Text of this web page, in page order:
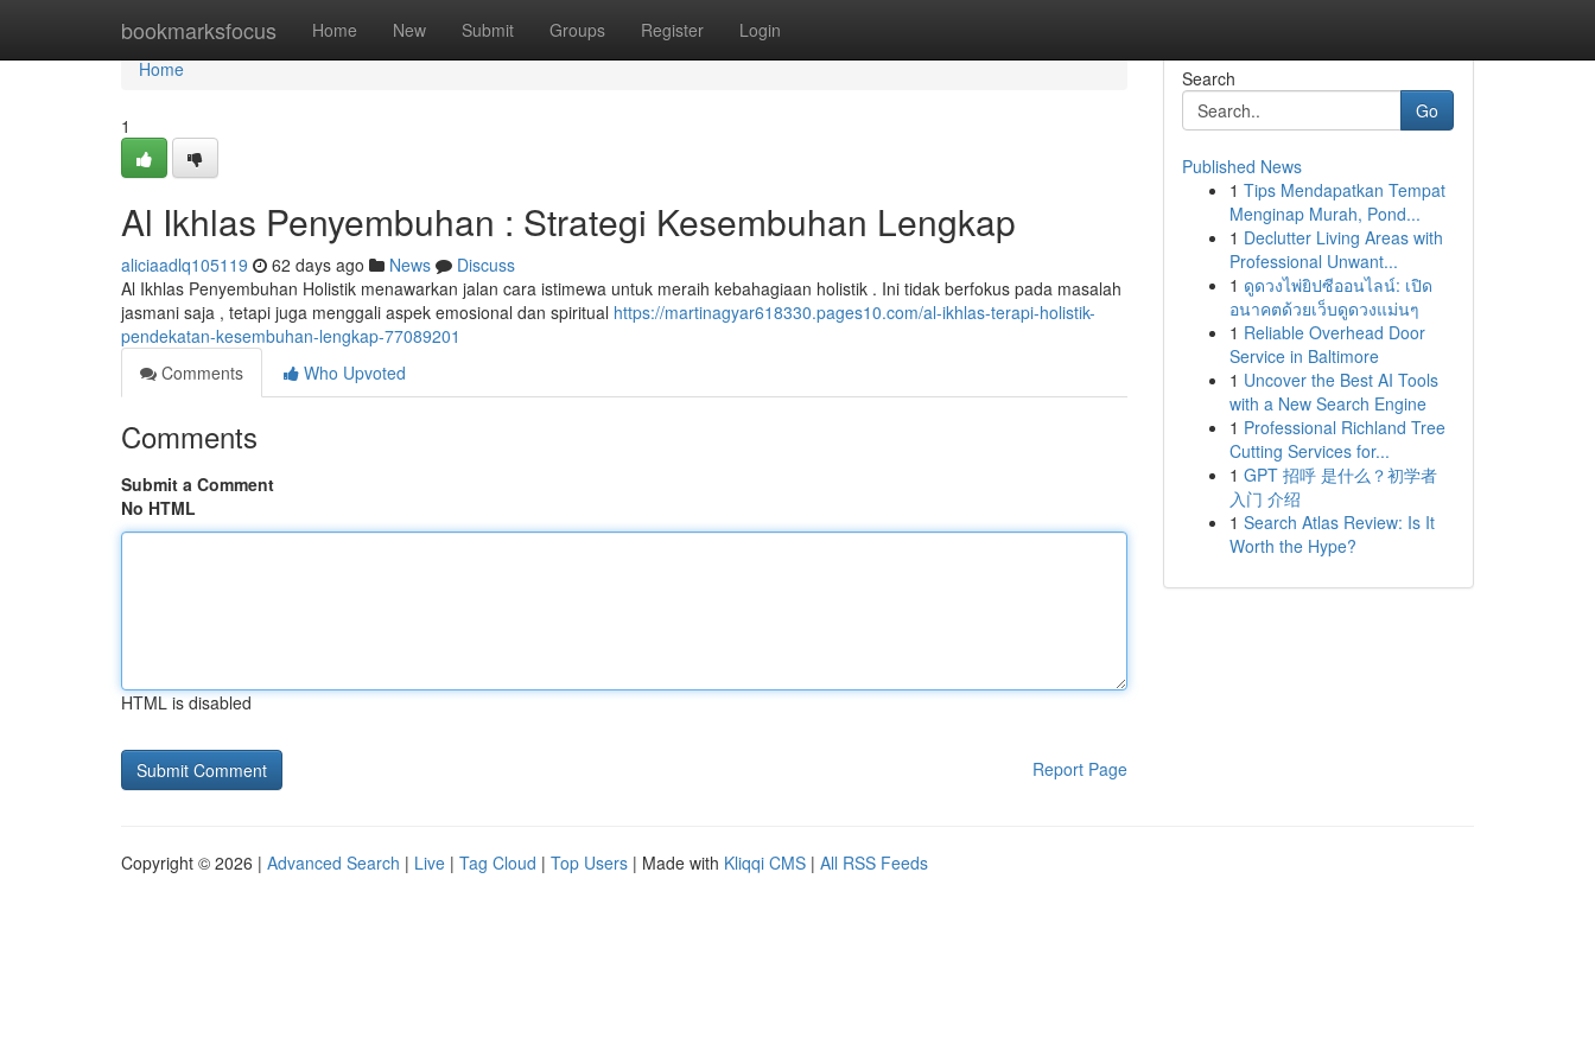
bookmarksfocus Home New Submit Groups Register Login
Home
Home
1
Al Ikhlas Penyembuhan : Strategi Kesembuhan Lengkap
aliciaadlq105119 62 days ago News
Discuss
Al Ikhlas Penyembuhan Holistik menawarkan jalan cara istimewa untuk meraih kebahagiaan holistik . Ini tidak berfokus pada masalah
jasmani saja , tetapi juga menggali aspek emosional dan spiritual https://martinagyar618330.pages10.com/al-ikhlas-terapi-holistik-
pendekatan-kesembuhan-lengkap-77089201
Comments
Who Upvoted
Comments
Submit a Comment
No HTML
HTML is disabled
Report Page
Search
Go
Published News
1 Tips Mendapatkan Tempat
Menginap Murah, Pond...
1 Declutter Living Areas with
Professional Unwant...
1 ดูดวงไพ่ยิปซีออนไลน์: เปิด
อนาคตด้วยเว็บดูดวงแม่นๆ
1 Reliable Overhead Door
Service in Baltimore
1 Uncover the Best AI Tools
with a New Search Engine
1 Professional Richland Tree
Cutting Services for...
1 GPT 招呼 是什么？初学者
入门 介绍
1 Search Atlas Review: Is It
Worth the Hype?
Copyright © 2026 | Advanced Search | Live | Tag Cloud | Top Users | Made with Kliqqi CMS | All RSS Feeds